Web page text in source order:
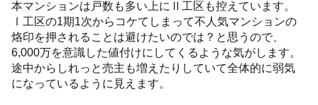
本マンションは戸数も多い上にⅡ工区も控えています。
Ⅰ工区の1期1次からコケてしまって不人気マンションの
烙印を押されることは避けたいのでは？と思うので、
6,000万を意識した値付けにしてくるような気がします。
途中からしれっと売主も増えたりしていて全体的に弱気
になっているように見えます。